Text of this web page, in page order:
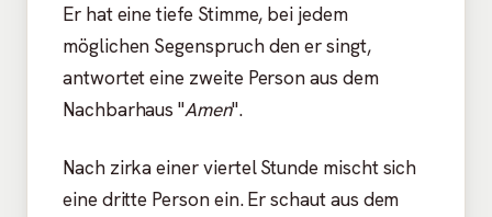
Er hat eine tiefe Stimme, bei jedem
möglichen Segenspruch den er singt,
antwortet eine zweite Person aus dem
Nachbarhaus "Amen".
Nach zirka einer viertel Stunde mischt sich
eine dritte Person ein. Er schaut aus dem